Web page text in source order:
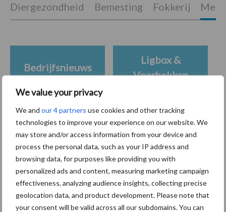
We value your privacy
We and our 4 partners use cookies and other tracking
technologies to improve your experience on our website. We
may store and/or access information from your device and
process the personal data, such as your IP address and
browsing data, for purposes like providing you with
personalized ads and content, measuring marketing campaign
effectiveness, analyzing audience insights, collecting precise
geolocation data, and product development. Please note that
your consent will be valid across all our subdomains. You can
Primaire
Sidebar
Recent nieuws Partner nieuws
7 aug Grondstoffenmarkt blijft grillig:
Diergezondheid Bemesting Fokkerij
Bedrijfsnieuws
Ligbox &
Voerhekken
Toon meer